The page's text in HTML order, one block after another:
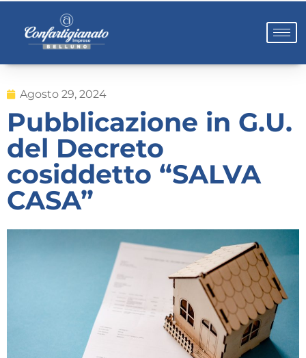
Agosto 29, 2024
Pubblicazione in G.U.
del Decreto
cosiddetto “SALVA
CASA”